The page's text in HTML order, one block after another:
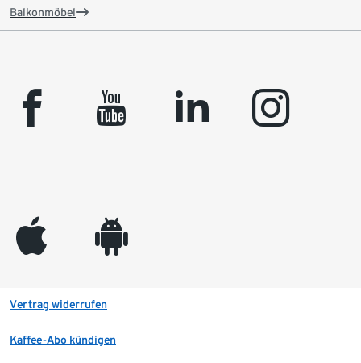
Balkonmöbel
facebook youtube linkedin instagram
appleinc android
Vertrag widerrufen
Kaffee-Abo kündigen